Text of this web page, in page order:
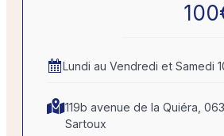
100
Lundi au Vendredi et Samedi
119b avenue de la Quiéra,
Sartoux